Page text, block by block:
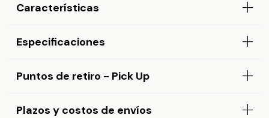
Características
Especificaciones
Puntos de retiro - Pick Up
Plazos y costos de envíos